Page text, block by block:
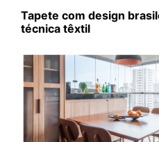
Tapete com design
técnica têxtil